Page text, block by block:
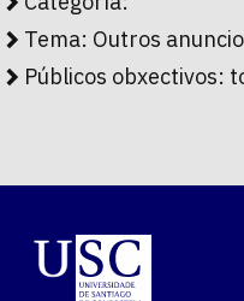
Tema: Outros
Públicos obxectivos: